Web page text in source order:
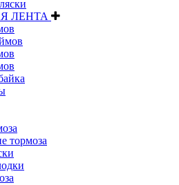
ЛЕНТА
тормоза